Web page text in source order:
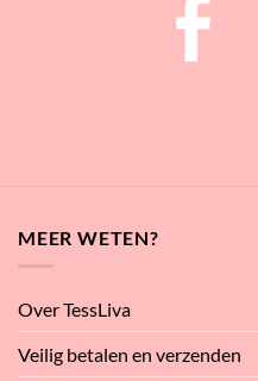
MEER WETEN?
Over TessLiva
Veilig betalen en verzenden